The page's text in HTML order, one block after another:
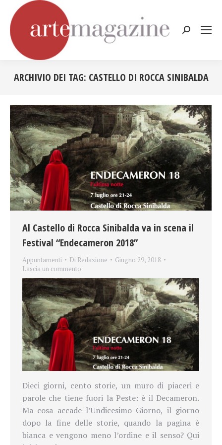
Cerca:
ARCHIVIO DEI TAG: CASTELLO DI ROCCA SINIBALDA
Al Castello di Rocca Sinibalda va in scena il
Festival “Endecameron 2018”
Appuntamenti Di Redazione
Giugno 29, 2018
Lascia un commento
Dieci giorni, cento storie, un muro di piaceri e
parole che tiene fuori la Peste: è il Decameron.
Ma cosa accade l’Undicesimo Giorno, il giorno
dopo la fine delle storie, quando la pagina è
bianca e vengono meno l’ordine e il senso? Qui